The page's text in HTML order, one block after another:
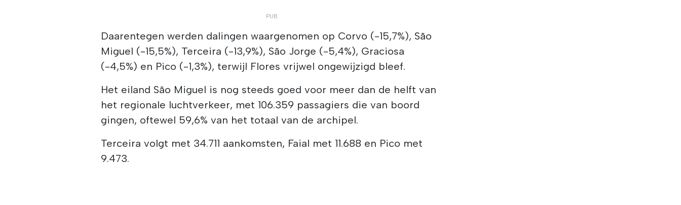
Daarentegen werden dalingen waargenomen op Corvo (-15,7%), São
Miguel (-15,5%), Terceira (-13,9%), São Jorge (-5,4%), Graciosa
(-4,5%) en Pico (-1,3%), terwijl Flores vrijwel ongewijzigd bleef.
Het eiland São Miguel is nog steeds goed voor meer dan de helft van
het regionale luchtverkeer, met 106.359 passagiers die van boord
gingen, oftewel 59,6% van het totaal van de archipel.
Terceira volgt met 34.711 aankomsten, Faial met 11.688 en Pico met
9.473.